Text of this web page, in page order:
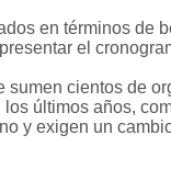
en términos de
el
sumen cientos de
últimos años,
y exigen un